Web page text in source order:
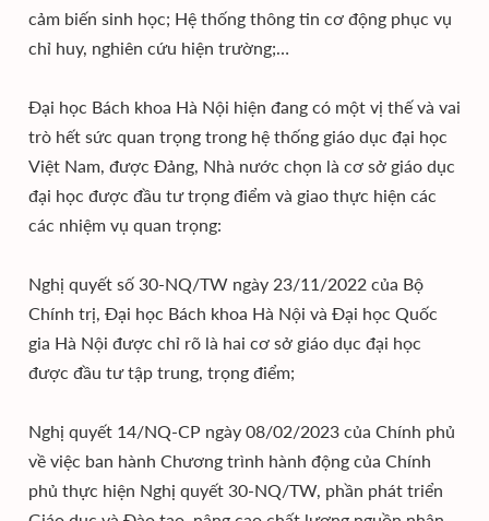
cảm biến sinh học; Hệ thống thông tin cơ động phục vụ
chỉ huy, nghiên cứu hiện trường;…
Đại học Bách khoa Hà Nội hiện đang có một vị thế và vai
trò hết sức quan trọng trong hệ thống giáo dục đại học
Việt Nam, được Đảng, Nhà nước chọn là cơ sở giáo dục
đại học được đầu tư trọng điểm và giao thực hiện các
các nhiệm vụ quan trọng:
Nghị quyết số 30-NQ/TW ngày 23/11/2022 của Bộ
Chính trị, Đại học Bách khoa Hà Nội và Đại học Quốc
gia Hà Nội được chỉ rõ là hai cơ sở giáo dục đại học
được đầu tư tập trung, trọng điểm;
Nghị quyết 14/NQ-CP ngày 08/02/2023 của Chính phủ
về việc ban hành Chương trình hành động của Chính
phủ thực hiện Nghị quyết 30-NQ/TW, phần phát triển